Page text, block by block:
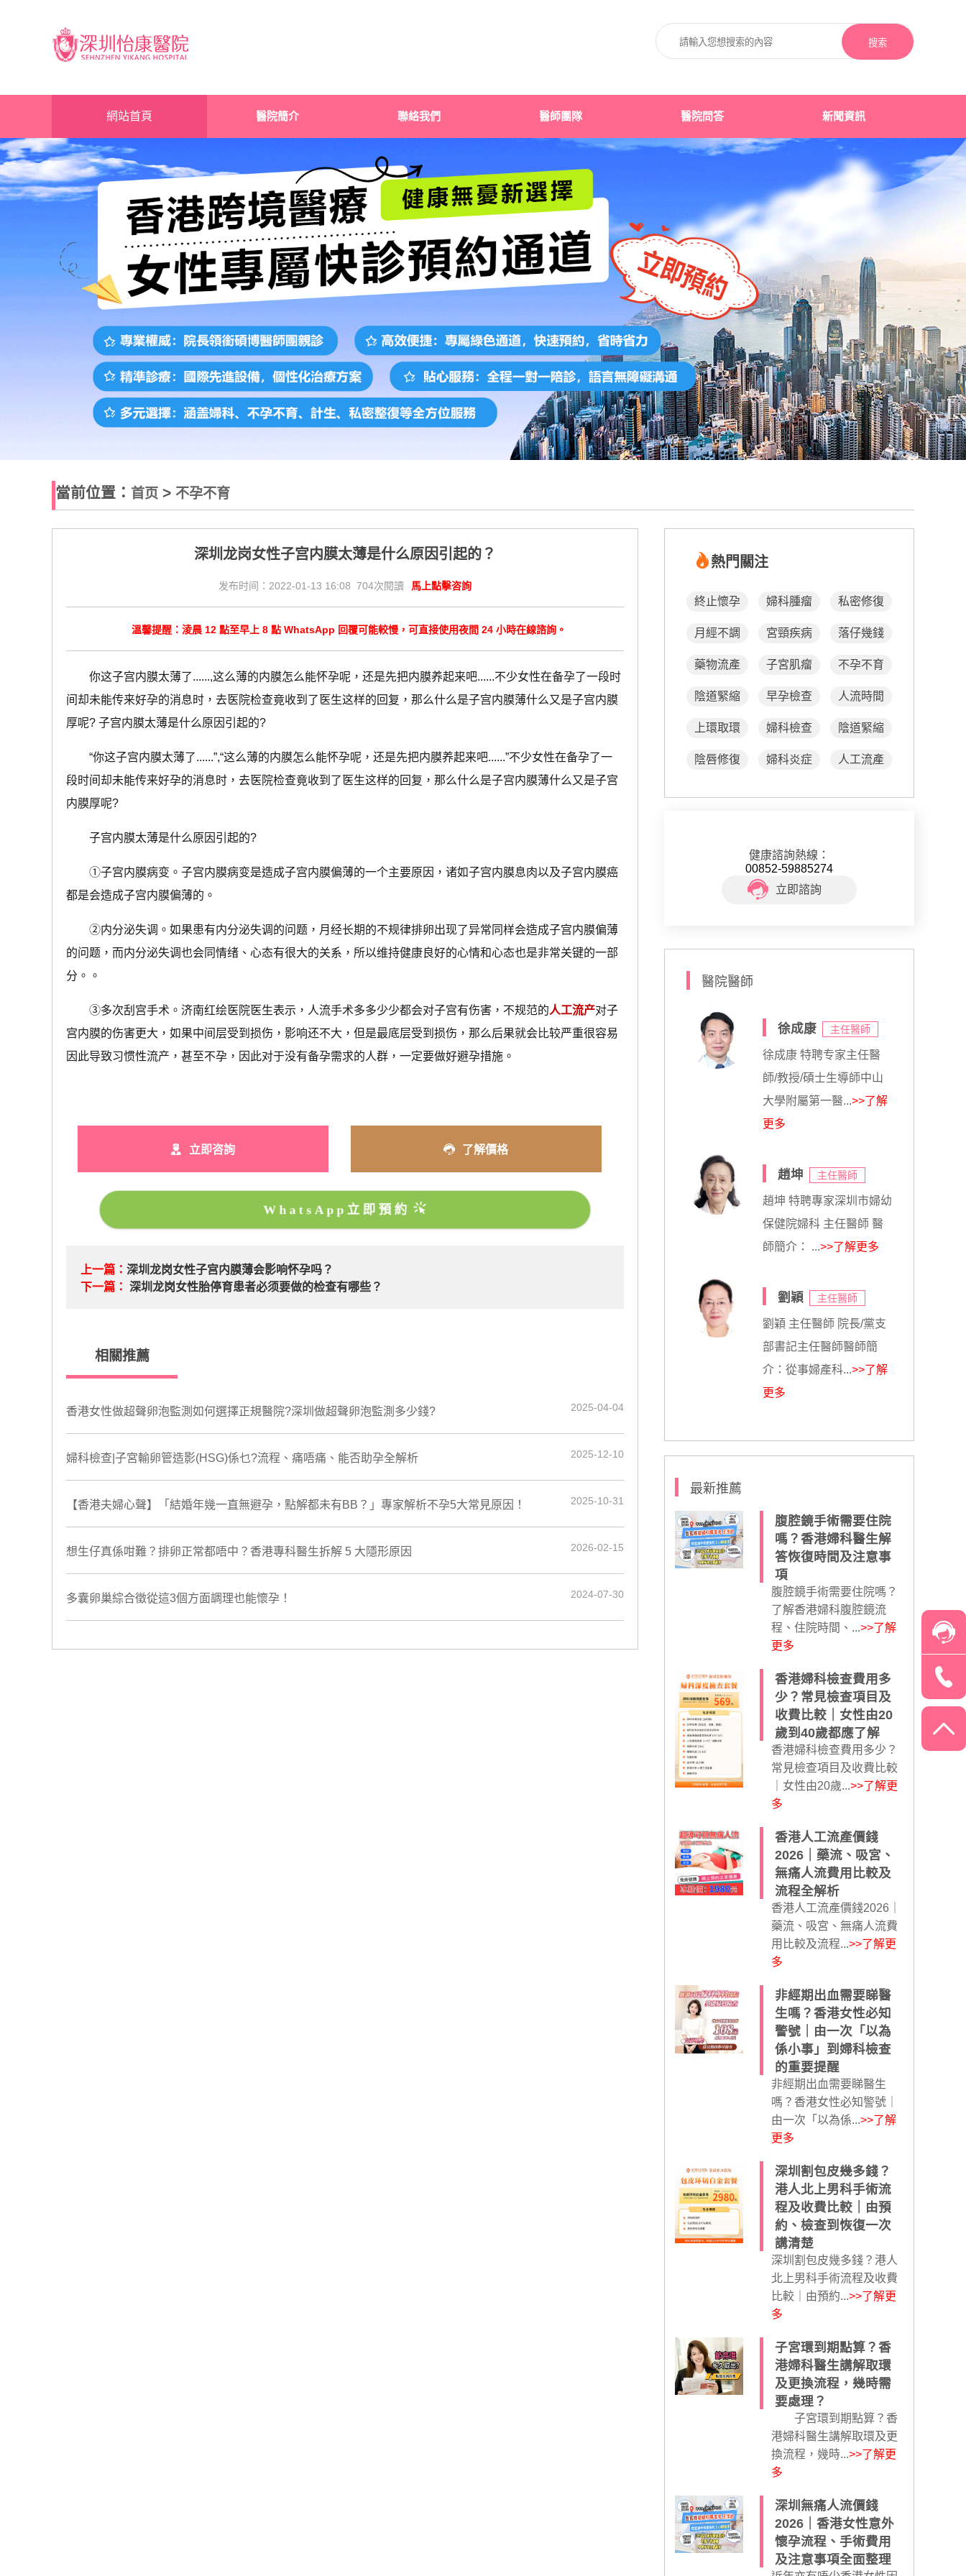
搜索
網站首頁 醫院簡介 聯絡我們 醫師團隊 醫院問答 新聞資訊
當前位置： 首页 > 不孕不育
深圳龙岗女性子宫内膜太薄是什么原因引起的？
发布时间：2022-01-13 16:08 704次閱讀 馬上點擊咨詢
溫馨提醒：淩晨 12 點至早上 8 點 WhatsApp 回覆可能較慢，可直接使用夜間 24 小時在線諮詢。
你这子宫内膜太薄了......,这么薄的内膜怎么能怀孕呢，还是先把内膜养起来吧......不少女性在备孕了一段时
间却未能传来好孕的消息时，去医院检查竟收到了医生这样的回复，那么什么是子宫内膜薄什么又是子宫内膜
厚呢? 子宫内膜太薄是什么原因引起的?
“你这子宫内膜太薄了......”,“这么薄的内膜怎么能怀孕呢，还是先把内膜养起来吧......”不少女性在备孕了一
段时间却未能传来好孕的消息时，去医院检查竟收到了医生这样的回复，那么什么是子宫内膜薄什么又是子宫
内膜厚呢?
子宫内膜太薄是什么原因引起的?
①子宫内膜病变。子宫内膜病变是造成子宫内膜偏薄的一个主要原因，诸如子宫内膜息肉以及子宫内膜癌
都是会造成子宫内膜偏薄的。
②内分泌失调。如果患有内分泌失调的问题，月经长期的不规律排卵出现了异常同样会造成子宫内膜偏薄
的问题，而内分泌失调也会同情绪、心态有很大的关系，所以维持健康良好的心情和心态也是非常关键的一部
分。。
③多次刮宫手术。济南红绘医院医生表示，人流手术多多少少都会对子宫有伤害，不规范的人工流产对子
宫内膜的伤害更大，如果中间层受到损伤，影响还不大，但是最底层受到损伤，那么后果就会比较严重很容易
因此导致习惯性流产，甚至不孕，因此对于没有备孕需求的人群，一定要做好避孕措施。
立即咨詢 了解價格
WhatsApp立即預約
上一篇：深圳龙岗女性子宫内膜薄会影响怀孕吗？
下一篇： 深圳龙岗女性胎停育患者必须要做的检查有哪些？
相關推薦
香港女性做超聲卵泡監測如何選擇正規醫院?深圳做超聲卵泡監測多少錢? 2025-04-04
婦科檢查|子宮輸卵管造影(HSG)係乜?流程、痛唔痛、能否助孕全解析 2025-12-10
【香港夫婦心聲】「結婚年幾一直無避孕，點解都未有BB？」專家解析不孕5大常見原因！ 2025-10-31
想生仔真係咁難？排卵正常都唔中？香港專科醫生拆解 5 大隱形原因 2026-02-15
​多囊卵巢綜合徵從這3個方面調理也能懷孕！ 2024-07-30
熱門關注
終止懷孕 婦科腫瘤 私密修復
月經不調 宮頸疾病 落仔幾錢
藥物流產 子宮肌瘤 不孕不育
陰道緊縮 早孕檢查 人流時間
上環取環 婦科檢查 陰道緊縮
陰唇修復 婦科炎症 人工流產
健康諮詢熱線：
00852-59885274
立即諮詢
醫院醫師
徐成康 主任醫師
徐成康 特聘专家主任醫
師/教授/碩士生導師中山
大學附屬第一醫...>>了解
更多
趙坤 主任醫師
趙坤 特聘專家深圳市婦幼
保健院婦科 主任醫師 醫
師簡介： ...>>了解更多
劉穎 主任醫師
劉穎 主任醫師 院長/黨支
部書記主任醫師醫師簡
介：從事婦產科...>>了解
更多
最新推薦
腹腔鏡手術需要住院
嗎？香港婦科醫生解
答恢復時間及注意事
項
腹腔鏡手術需要住院嗎？
了解香港婦科腹腔鏡流
程、住院時間、...>>了解
更多
香港婦科檢查費用多
少？常見檢查項目及
收費比較｜女性由20
歲到40歲都應了解
香港婦科檢查費用多少？
常見檢查項目及收費比較
｜女性由20歲...>>了解更
多
香港人工流產價錢
2026｜藥流、吸宮、
無痛人流費用比較及
流程全解析
香港人工流產價錢2026｜
藥流、吸宮、無痛人流費
用比較及流程...>>了解更
多
非經期出血需要睇醫
生嗎？香港女性必知
警號｜由一次「以為
係小事」到婦科檢查
的重要提醒
非經期出血需要睇醫生
嗎？香港女性必知警號｜
由一次「以為係...>>了解
更多
深圳割包皮幾多錢？
港人北上男科手術流
程及收費比較｜由預
約、檢查到恢復一次
講清楚
深圳割包皮幾多錢？港人
北上男科手術流程及收費
比較｜由預約...>>了解更
多
子宮環到期點算？香
港婦科醫生講解取環
及更換流程，幾時需
要處理？
子宮環到期點算？香
港婦科醫生講解取環及更
換流程，幾時...>>了解更
多
深圳無痛人流價錢
2026｜香港女性意外
懷孕流程、手術費用
及注意事項全面整理